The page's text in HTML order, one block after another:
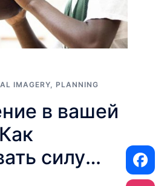
IMAGERY, PLANNING
в вашей
силу